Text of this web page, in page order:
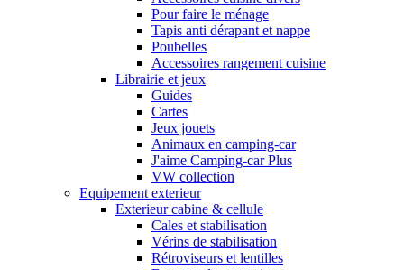
Pour faire le ménage
Tapis anti dérapant et nappe
Poubelles
Accessoires rangement cuisine
Librairie et jeux
Guides
Cartes
Jeux jouets
Animaux en camping-car
J'aime Camping-car Plus
VW collection
Equipement exterieur
Exterieur cabine & cellule
Cales et stabilisation
Vérins de stabilisation
Rétroviseurs et lentilles